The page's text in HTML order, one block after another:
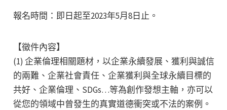
報名時間：即日起至2023年5月8日止。
【徵件內容】
(1) 企業倫理相關題材，以企業永續發展、獲利與誠信
的兩難、企業社會責任、企業獲利與全球永續目標的
共好、企業倫理、SDGs…等為創作發想主軸，亦可以
從您的領域中曾發生的真實道德衝突或不法的案例。